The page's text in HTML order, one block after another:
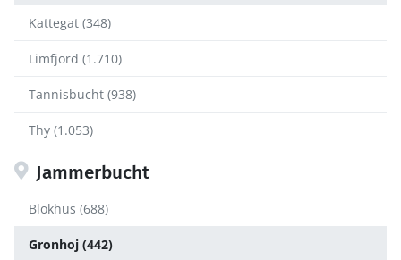
Kattegat (348)
Limfjord (1.710)
Tannisbucht (938)
Thy (1.053)
Jammerbucht
Blokhus (688)
Gronhoj (442)